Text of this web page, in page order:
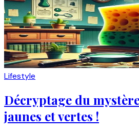
Lifestyle
Décryptage du
jaunes et vertes !